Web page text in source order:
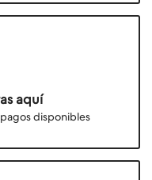
aquí
disponibles